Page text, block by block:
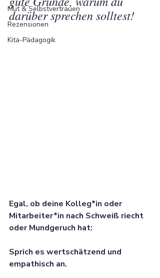
Mut & Selbstvertrauen
Rezensionen
Kita-Pädagogik
darüber sprechen solltest!
Egal, ob deine Kolleg*in oder
Mitarbeiter*in nach Schweiß riecht
oder Mundgeruch hat:
Sprich es wertschätzend und
empathisch an.